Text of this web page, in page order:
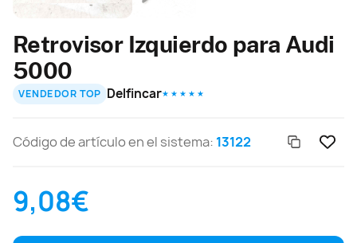
Retrovisor Izquierdo para Audi
5000
VENDEDOR TOP Delfincar★ ★ ★ ★ ★
Código de artículo en el sistema: 13122
9,08€